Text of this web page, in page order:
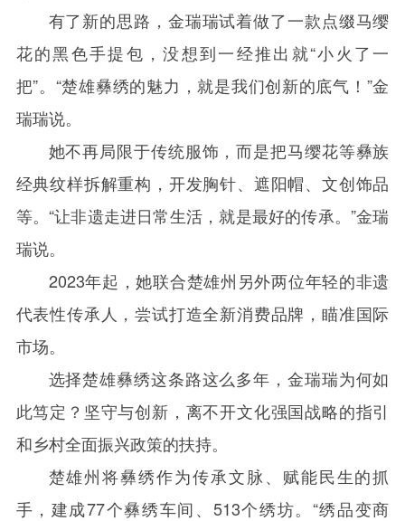
有了新的思路，金瑞瑞试着做了一款点缀马缨
花的黑色手提包，没想到一经推出就“小火了一
把”。“楚雄彝绣的魅力，就是我们创新的底气！”金
瑞瑞说。
她不再局限于传统服饰，而是把马缨花等彝族
经典纹样拆解重构，开发胸针、遮阳帽、文创饰品
等。“让非遗走进日常生活，就是最好的传承。”金瑞
瑞说。
2023年起，她联合楚雄州另外两位年轻的非遗
代表性传承人，尝试打造全新消费品牌，瞄准国际
市场。
选择楚雄彝绣这条路这么多年，金瑞瑞为何如
此笃定？坚守与创新，离不开文化强国战略的指引
和乡村全面振兴政策的扶持。
楚雄州将彝绣作为传承文脉、赋能民生的抓
手，建成77个彝绣车间、513个绣坊。“绣品变商